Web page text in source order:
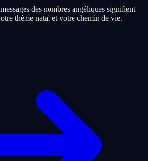
des nombres angéliques signifient
thème natal et votre chemin de vie.